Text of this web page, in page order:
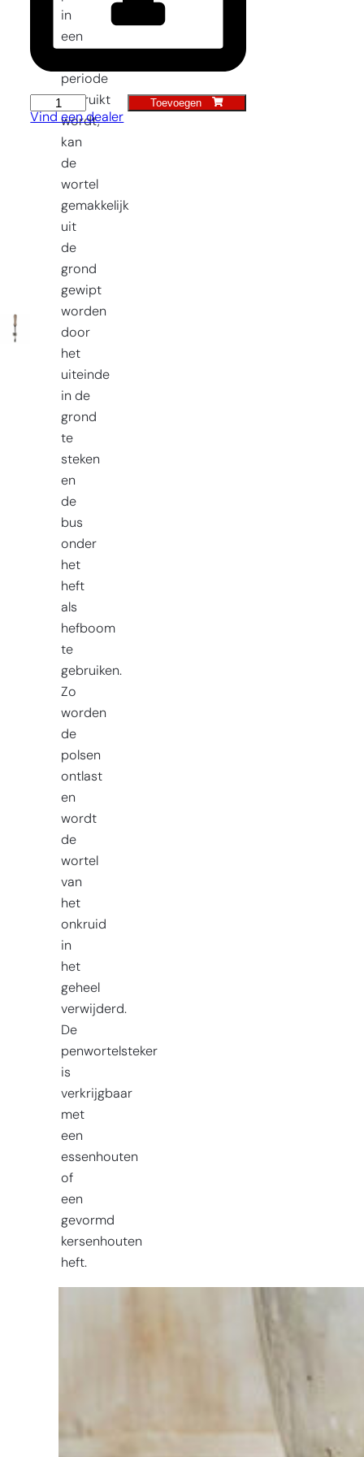
Penwortelsteker
aantal
Toevoegen
Vind een dealer
in
een
periode
gebruikt
wordt,
kan
de
wortel
gemakkelijk
uit
de
grond
gewipt
worden
door
het
uiteinde
in de
grond
te
steken
en
de
bus
onder
het
heft
als
hefboom
te
gebruiken.
Zo
worden
de
polsen
ontlast
en
wordt
de
wortel
van
het
onkruid
in
het
geheel
verwijderd.
De
penwortelsteker
is
verkrijgbaar
met
een
essenhouten
of
een
gevormd
kersenhouten
heft.